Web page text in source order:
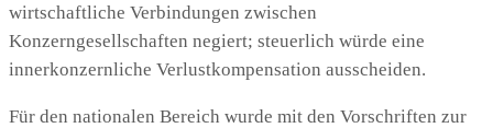
wirtschaftliche Verbindungen zwischen
Konzerngesellschaften negiert; steuerlich würde eine
innerkonzernliche Verlustkompensation ausscheiden.
Für den nationalen Bereich wurde mit den Vorschriften zur